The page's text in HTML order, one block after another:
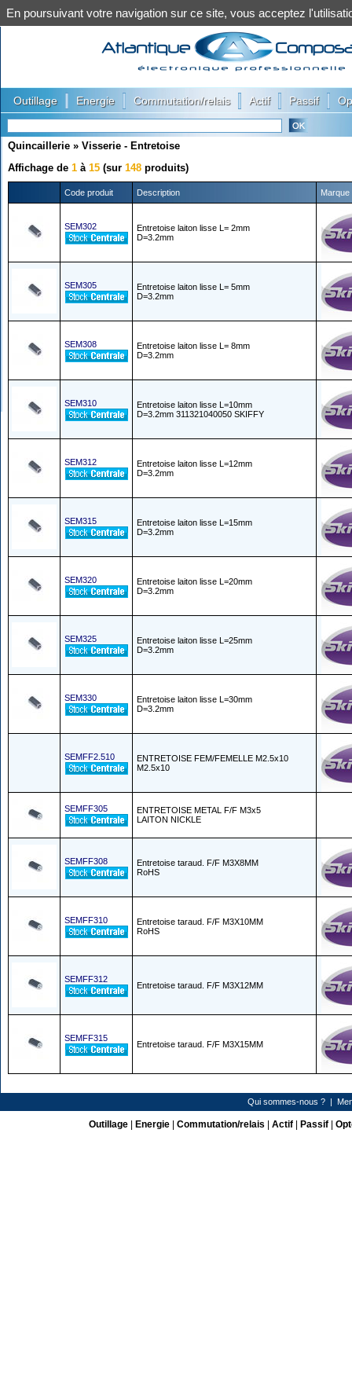
Outillage Energie Commutation/relais Actif Passif
Quincaillerie » Visserie - Entretoise
Affichage de 1 à 15 (sur 148 produits)
Code produit Description Marque
SEM302
Entretoise laiton lisse L= 2mm
D=3.2mm
SEM305
Entretoise laiton lisse L= 5mm
D=3.2mm
SEM308
Entretoise laiton lisse L= 8mm
D=3.2mm
SEM310
Entretoise laiton lisse L=10mm
D=3.2mm 311321040050 SKIFFY
SEM312
Entretoise laiton lisse L=12mm
D=3.2mm
SEM315
Entretoise laiton lisse L=15mm
D=3.2mm
SEM320
Entretoise laiton lisse L=20mm
D=3.2mm
SEM325
Entretoise laiton lisse L=25mm
D=3.2mm
SEM330
Entretoise laiton lisse L=30mm
D=3.2mm
SEMFF2.510
ENTRETOISE FEM/FEMELLE M2.5x10
M2.5x10
SEMFF305
ENTRETOISE METAL F/F M3x5
LAITON NICKLE
SEMFF308
Entretoise taraud. F/F M3X8MM
RoHS
SEMFF310
Entretoise taraud. F/F M3X10MM
RoHS
SEMFF312
Entretoise taraud. F/F M3X12MM
SEMFF315
Entretoise taraud. F/F M3X15MM
Qui sommes-nous ? |
Outillage| Energie| Commutation/relais Actif| Passif|
En poursuivant votre navigation sur ce site, vous acceptez